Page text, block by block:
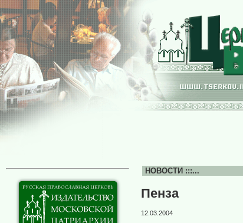
НОВОСТИ :::...
Пенза
12.03.2004